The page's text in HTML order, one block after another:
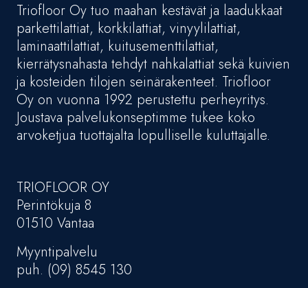
Triofloor Oy tuo maahan kestävät ja laadukkaat
parkettilattiat, korkkilattiat, vinyylilattiat,
laminaattilattiat, kuitusementtilattiat,
kierrätysnahasta tehdyt nahkalattiat sekä kuivien
ja kosteiden tilojen seinärakenteet. Triofloor
Oy on vuonna 1992 perustettu perheyritys.
Joustava palvelukonseptimme tukee koko
arvoketjua tuottajalta lopulliselle kuluttajalle.
TRIOFLOOR OY
Perintökuja 8
01510 Vantaa
Myyntipalvelu
puh. (09) 8545 130